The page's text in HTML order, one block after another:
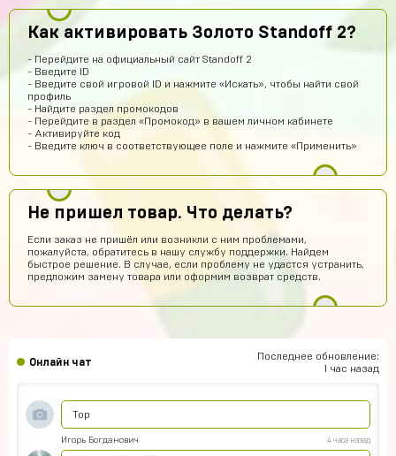
Как активировать Золото Standoff 2?
- Перейдите на официальный сайт Standoff 2
- Введите ID
- Введите свой игровой ID и нажмите «Искать», чтобы найти свой
профиль
- Найдите раздел промокодов
- Перейдите в раздел «Промокод» в вашем личном кабинете
- Активируйте код
- Введите ключ в соответствующее поле и нажмите «Применить»
Не пришел товар. Что делать?
Если заказ не пришёл или возникли с ним проблемами,
пожалуйста, обратитесь в нашу службу поддержки. Найдем
быстрое решение. В случае, если проблему не удастся устранить,
предложим замену товара или оформим возврат средств.
Онлайн чат
Последнее обновление:
1 час назад
Ку всем
Тамерлан Хамраев
Это рили рили
Геннадий Быков 10 часов назад
Егор Воробьев 9 часов назад
Как ввести купленный аккаунт stand-off 2
Игорь Волков
Тоооп
тут точно не кидают я проверил
Top
Игорь Богданович 4 часа назад